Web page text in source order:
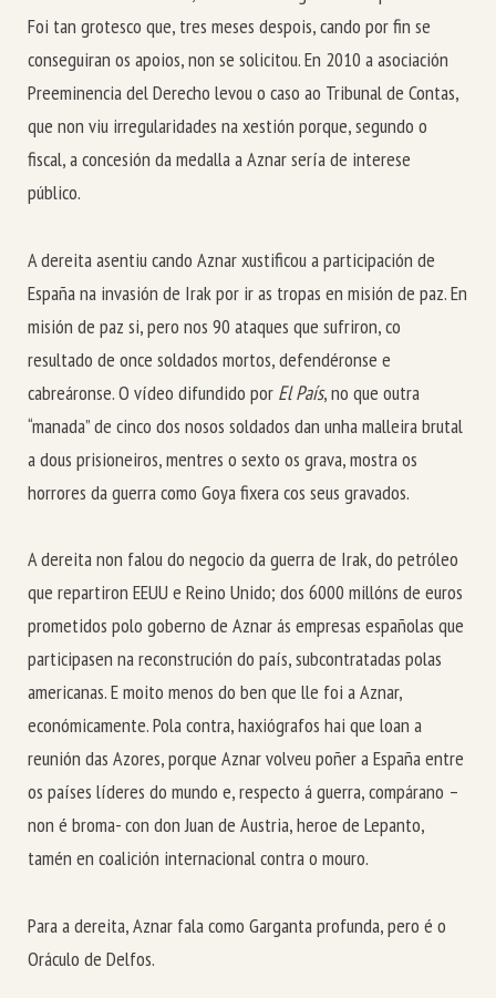
Foi tan grotesco que, tres meses despois, cando por fin se
conseguiran os apoios, non se solicitou. En 2010 a asociación
Preeminencia del Derecho levou o caso ao Tribunal de Contas,
que non viu irregularidades na xestión porque, segundo o
fiscal, a concesión da medalla a Aznar sería de interese
público.
A dereita asentiu cando Aznar xustificou a participación de
España na invasión de Irak por ir as tropas en misión de paz. En
misión de paz si, pero nos 90 ataques que sufriron, co
resultado de once soldados mortos, defendéronse e
cabreáronse. O vídeo difundido por El País, no que outra
“manada” de cinco dos nosos soldados dan unha malleira brutal
a dous prisioneiros, mentres o sexto os grava, mostra os
horrores da guerra como Goya fixera cos seus gravados.
A dereita non falou do negocio da guerra de Irak, do petróleo
que repartiron EEUU e Reino Unido; dos 6000 millóns de euros
prometidos polo goberno de Aznar ás empresas españolas que
participasen na reconstrución do país, subcontratadas polas
americanas. E moito menos do ben que lle foi a Aznar,
económicamente. Pola contra, haxiógrafos hai que loan a
reunión das Azores, porque Aznar volveu poñer a España entre
os países líderes do mundo e, respecto á guerra, compárano –
non é broma- con don Juan de Austria, heroe de Lepanto,
tamén en coalición internacional contra o mouro.
Para a dereita, Aznar fala como Garganta profunda, pero é o
Oráculo de Delfos.